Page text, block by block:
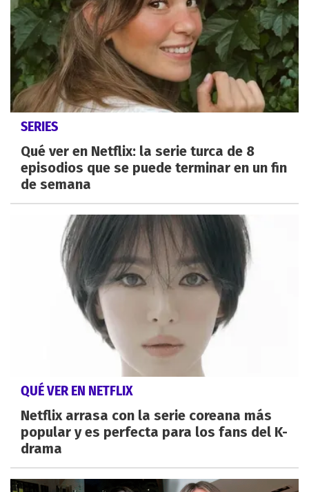
SERIES
Qué ver en Netflix: la serie turca de 8
episodios que se puede terminar en un fin
de semana
QUÉ VER EN NETFLIX
Netflix arrasa con la serie coreana más
popular y es perfecta para los fans del K-
drama